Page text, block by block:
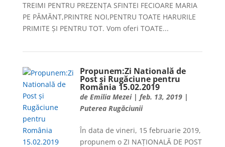
TREIMI PENTRU PREZENȚA SFINTEI FECIOARE MARIA
PE PÂMĂNT,PRINTRE NOI,PENTRU TOATE HARURILE
PRIMITE ȘI PENTRU TOT. Vom oferi TOATE...
Propunem:Zi Natională de
Post și Rugăciune pentru
România 15.02.2019
deEmilia Mezei|feb. 13, 2019 |
Puterea Rugăciunii
În data de vineri, 15 februarie 2019,
propunem o ZI NAŢIONALĂ DE POST